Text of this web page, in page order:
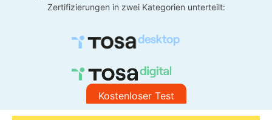
Zertifizierungen in zwei Kategorien unterteilt:
Kostenloser Test